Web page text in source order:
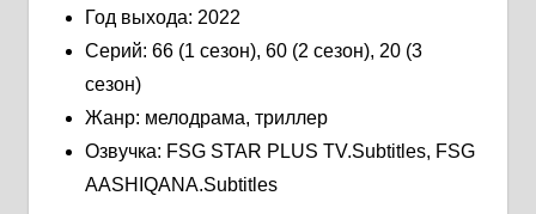
Год выхода: 2022
Серий: 66 (1 сезон), 60 (2 сезон), 20 (3
сезон)
Жанр: мелодрама, триллер
Озвучка: FSG STAR PLUS TV.Subtitles, FSG
AASHIQANA.Subtitles